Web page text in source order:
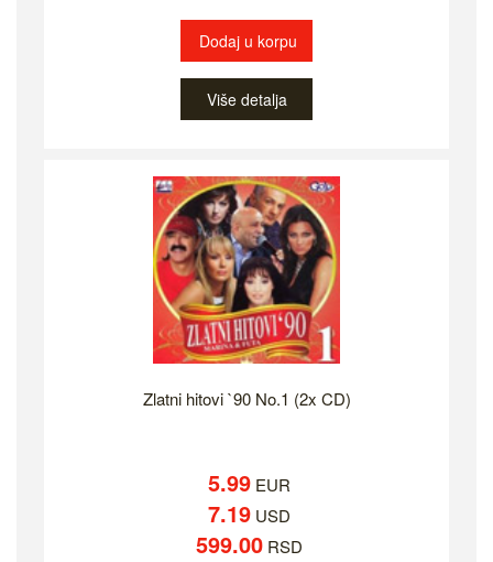
Dodaj u korpu
Više detalja
Zlatni hitovi `90 No.1 (2x CD)
5.99 EUR
7.19 USD
599.00 RSD